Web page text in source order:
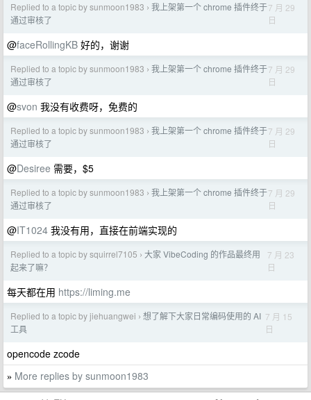
Replied to a topic by sunmoon1983 › 我上架第一个 chrome 插件终于
通过审核了
7 月 29
日
@faceRollingKB 好的，谢谢
Replied to a topic by sunmoon1983 › 我上架第一个 chrome 插件终于
通过审核了
7 月 29
日
@svon 我没有收费呀，免费的
Replied to a topic by sunmoon1983 › 我上架第一个 chrome 插件终于
通过审核了
7 月 29
日
@Desiree 需要，$5
Replied to a topic by sunmoon1983 › 我上架第一个 chrome 插件终于
通过审核了
7 月 29
日
@IT1024 我没有用，直接在前端实现的
Replied to a topic by squirrel7105 › 大家 VibeCoding 的作品最终用
起来了嘛？
7 月 23
日
每天都在用 https://liming.me
Replied to a topic by jiehuangwei › 想了解下大家日常编码使用的 AI
工具
7 月 15
日
opencode zcode
» More replies by sunmoon1983